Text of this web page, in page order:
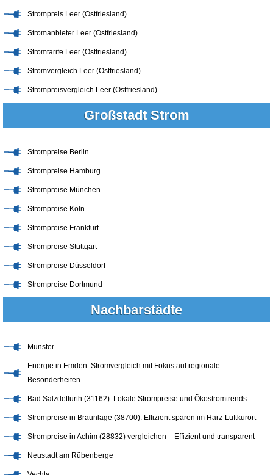
Strompreis Leer (Ostfriesland)
Stromanbieter Leer (Ostfriesland)
Stromtarife Leer (Ostfriesland)
Stromvergleich Leer (Ostfriesland)
Strompreisvergleich Leer (Ostfriesland)
Großstadt Strom
Strompreise Berlin
Strompreise Hamburg
Strompreise München
Strompreise Köln
Strompreise Frankfurt
Strompreise Stuttgart
Strompreise Düsseldorf
Strompreise Dortmund
Nachbarstädte
Munster
Energie in Emden: Stromvergleich mit Fokus auf regionale
Besonderheiten
Bad Salzdetfurth (31162): Lokale Strompreise und Ökostromtrends
Strompreise in Braunlage (38700): Effizient sparen im Harz-Luftkurort
Strompreise in Achim (28832) vergleichen – Effizient und transparent
Neustadt am Rübenberge